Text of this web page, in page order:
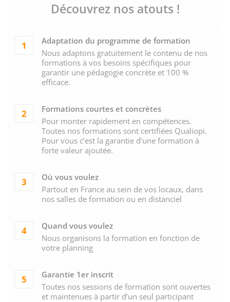
Découvrez nos atouts !
1
Adaptation du programme de formation
Nous adaptons gratuitement le contenu de nos
formations à vos besoins spécifiques pour
garantir une pédagogie concrète et 100 %
efficace.
2
Formations courtes et concrètes
Pour monter rapidement en compétences.
Toutes nos formations sont certifiées Qualiopi.
Pour vous c’est la garantie d’une formation à
forte valeur ajoutée.
3
Où vous voulez
Partout en France au sein de vos locaux, dans
nos salles de formation ou en distanciel
4
Quand vous voulez
Nous organisons la formation en fonction de
votre planning
5
Garantie 1er inscrit
Toutes nos sessions de formation sont ouvertes
et maintenues à partir d’un seul participant